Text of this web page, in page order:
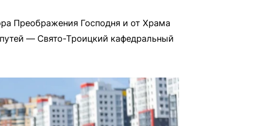
Преображения Господня и от Храма
— Свято-Троицкий кафедральный